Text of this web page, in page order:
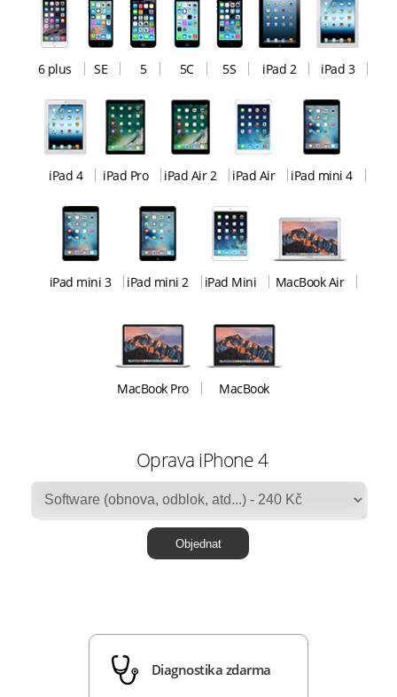
6 plus SE 5 5C 5S iPad 2 iPad 3
iPad 4 iPad Pro iPad Air 2 iPad Air iPad mini 4
iPad mini 3 iPad mini 2 iPad Mini MacBook Air
MacBook Pro MacBook
Oprava iPhone 4
Diagnostika zdarma